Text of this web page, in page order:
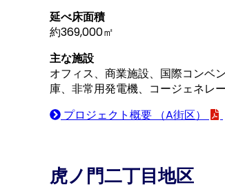
延べ床面積
約369,000㎡
主な施設
オフィス、商業施設、国際コンベ
庫、非常用発電機、コージェネレ
プロジェクト概要 （A街区）
虎ノ門二丁目地区